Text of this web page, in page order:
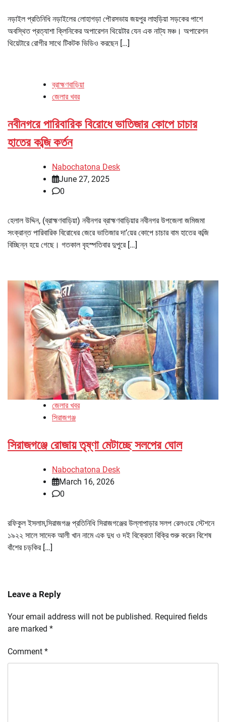
নড়াইল প্রতিনিধি নড়াইলের লোহাগড়া পৌরসভায় জয়পুর লাহুড়িয়া সড়কের পাশে
অবস্থিত প্রত্যাশা ক্লিনিকের অপারেশন থিয়েটার যেন এক নাট্য মঞ্চ। অপারেশন
থিয়েটারে রোগীর সাথে টিকটক ভিডিও করছেন […]
ব্রাহ্মণবাড়িয়া
জেলার খবর
নবীনগরে পারিবারিক বিরোধে ভাতিজার কোপে চাচার
হাতের কব্জি কর্তন
Nabochatona Desk
June 27, 2025
0
হেলাল উদ্দিন, (ব্রাহ্মণবাড়িয়া) নবীনগর ব্রাহ্মণবাড়িয়ার নবীনগর উপজেলা জমিজমা
সংক্রান্ত পারিবারিক বিরোধের জেরে ভাতিজার দা’য়ের কোপে চাচার বাম হাতের কব্জি
বিচ্ছিন্ন হয়ে গেছে। গতকাল বৃহস্পতিবার দুপুরে […]
জেলার খবর
সিরাজগঞ্জ
সিরাজগঞ্জে রোজায় তৃষ্ণা মেটাচ্ছে সলপের ঘোল
Nabochatona Desk
March 16, 2026
0
রফিকুল ইসলাম,সিরাজগঞ্জ প্রতিনিধি সিরাজগঞ্জের উল্লাপাড়ার সলপ রেলওয়ে স্টেশনে
১৯২২ সালে সাদেক আলী খান নামে এক দুধ ও দই বিক্রেতা বিক্রি শুরু করেন বিশেষ
বাঁশের চড়কির […]
Leave a Reply
Your email address will not be published. Required fields
are marked *
Comment *